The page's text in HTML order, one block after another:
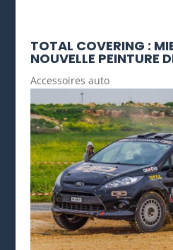
TOTAL COVERING :
NOUVELLE PEINTURE
Accessoires auto